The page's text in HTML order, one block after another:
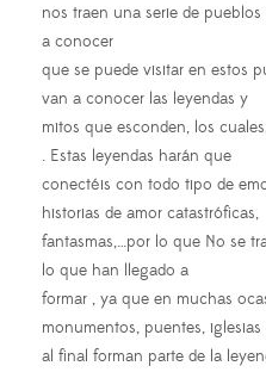
nos traen una serie de
a conocer
que se puede visitar en estos
van a conocer las leyendas y
mitos que esconden, los
. Estas leyendas harán que
conectéis con todo tipo de
historias de amor catastróficas,
fantasmas,…por lo que No se
lo que han llegado a
formar , ya que en muchas
monumentos, puentes,
al final forman parte de la